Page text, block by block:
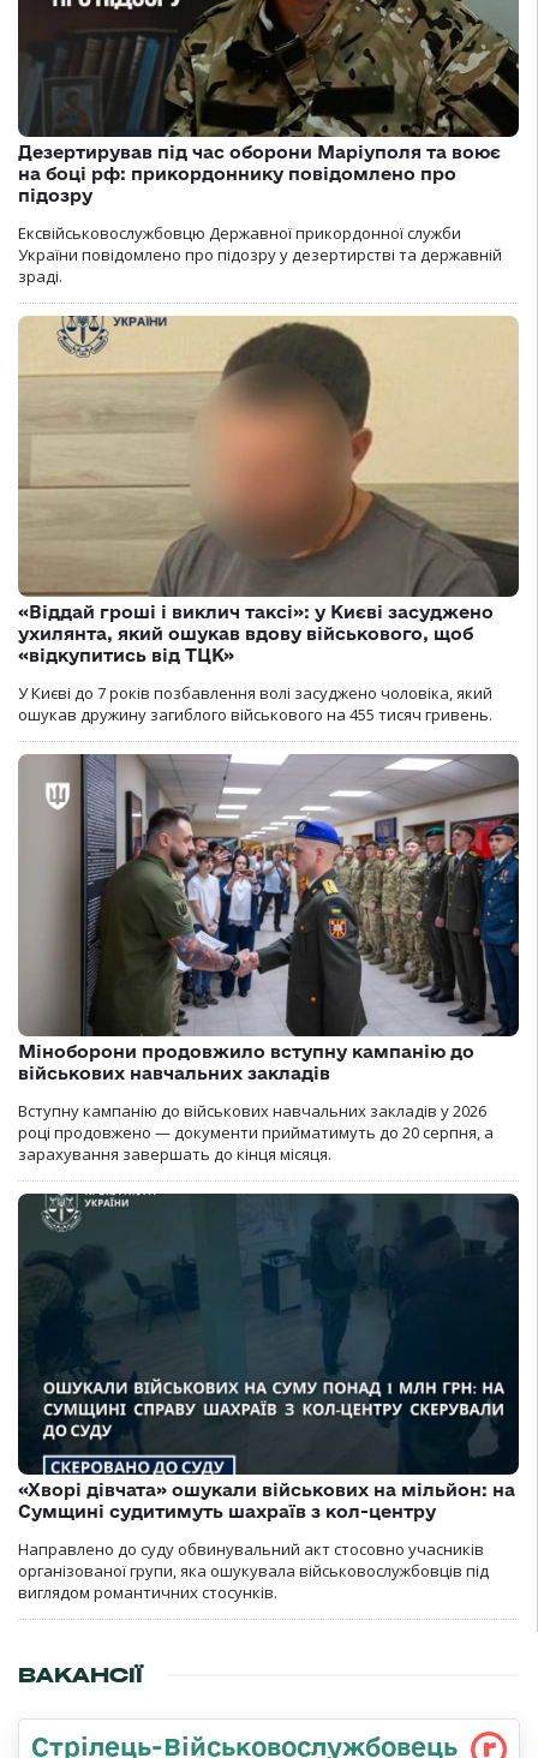
Дезертирував під час оборони Маріуполя та воює
на боці рф: прикордоннику повідомлено про
підозру
Ексвійськовослужбовцю Державної прикордонної служби
України повідомлено про підозру у дезертирстві та державній
зраді.
«Віддай гроші і виклич таксі»: у Києві засуджено
ухилянта, який ошукав вдову військового, щоб
«відкупитись від ТЦК»
У Києві до 7 років позбавлення волі засуджено чоловіка, який
ошукав дружину загиблого військового на 455 тисяч гривень.
Міноборони продовжило вступну кампанію до
військових навчальних закладів
Вступну кампанію до військових навчальних закладів у 2026
році продовжено — документи прийматимуть до 20 серпня, а
зарахування завершать до кінця місяця.
«Хворі дівчата» ошукали військових на мільйон: на
Сумщині судитимуть шахраїв з кол-центру
Направлено до суду обвинувальний акт стосовно учасників
організованої групи, яка ошукувала військовослужбовців під
виглядом романтичних стосунків.
ВАКАНСІЇ
Стрілець-Військовослужбовець